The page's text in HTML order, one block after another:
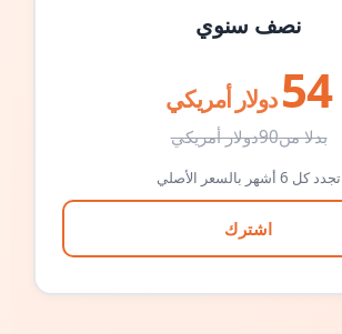
نصف سنوي
54 دولار أمريكي
بدلا من90دولار أمريكي
تجدد كل 6 أشهر بالسعر الأصلي
اشترك